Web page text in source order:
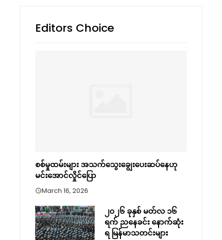
Editors Choice
စစ်မှုထမ်းများ အသက်သွေးချွေးပေးဆပ်နေဟု
မင်းအောင်လှိုင်ပြော
March 16, 2026
၂၀၂၆ ခုနှစ် မတ်လ ၁၆
ရက် ညနေခင်း နောက်ဆုံး
ရ မြန်မာသတင်းများ